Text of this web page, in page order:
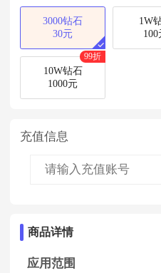
3000钻石
30元
1W
100
99折
10W钻石
1000元
充值信息
商品详情
应用范围